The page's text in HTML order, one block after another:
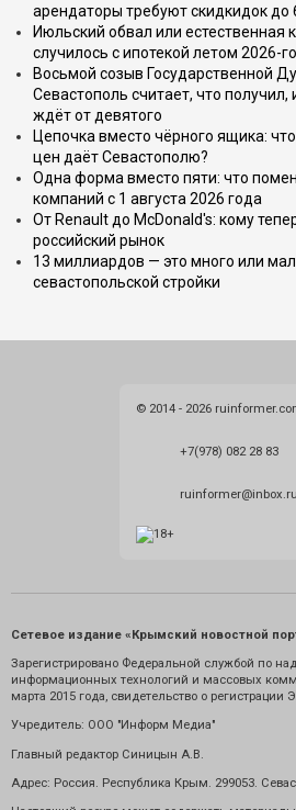
арендаторы требуют скидкидок до
Июльский обвал или естественная
случилось с ипотекой летом 2026-го
Восьмой созыв Государственной
Севастополь считает, что получил,
ждёт от девятого
Цепочка вместо чёрного ящика:
цен даёт Севастополю?
Одна форма вместо пяти: что
компаний с 1 августа 2026 года
От Renault до McDonald's: кому
российский рынок
13 миллиардов — это много или
севастопольской стройки
© 2014 - 2026
+7(978) 082 28 83
ruinformer@inbox.ru
Сетевое издание «Крымский новостной
Зарегистрировано Федеральной службой по
информационных технологий и массовых
марта 2015 года, свидетельство о
Учредитель: ООО "Информ Медиа"
Главный редактор Синицын А.В.
Адрес: Россия. Республика Крым. 299053.